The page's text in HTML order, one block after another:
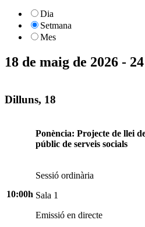
Dia
Setmana
Mes
18 de maig de 2026 -
Dilluns, 18
10:00h
Ponència: Projecte de llei
públic de serveis socials
Sessió ordinària
Sala 1
Emissió en directe